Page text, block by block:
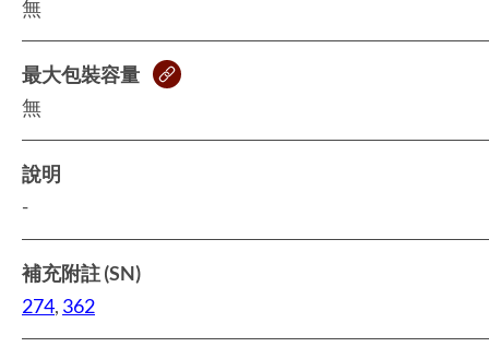
無
最大包裝容量
無
說明
-
補充附註 (SN)
274, 362